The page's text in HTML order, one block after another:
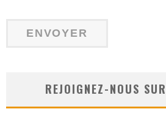
REJOIGNEZ-NOUS